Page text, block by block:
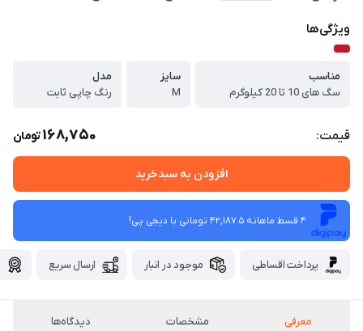
ویژگی‌ها
مناسب
سگ های 10 تا 20 کیلوگرم
سایز
M
مدل
رنگ چاپی ثابت
قیمت: 168,750تومان
افزودن به سبدخرید
4 قسط ماهانه 42,187.5 تومانی با دیجی ‌پی!
پرداخت اقساطی موجود در انبار ارسال سریع
معرفی مشخصات دیدگاه‌ها